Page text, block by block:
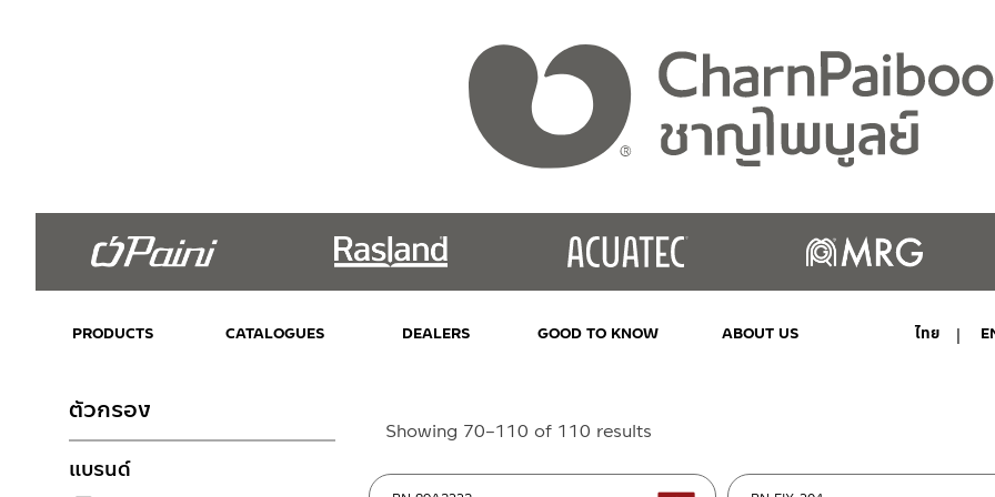
PRODUCTS CATALOGUES DEALERS GOOD TO KNOW ABOUT US ไทย
Showing 70–110 of 110 results
latest
ตัวกรอง
แบรนด์